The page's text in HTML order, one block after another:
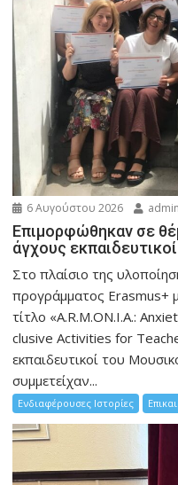
6 Αυγούστου 2026
Eπιμορφώθηκαν σε
άγχους
Στο πλαίσιο της
προγράμματος Erasmus+
τίτλο «A.R.M.ON.I.A.:
clusive Activities for
εκπαιδευτικοί του
συμμετείχαν...
Ενδιαφέρουσες Ιστορίες